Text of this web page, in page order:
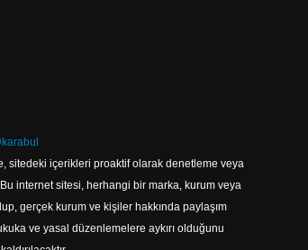
sitedeki içerikleri proaktif olarak denetleme veya
internet sitesi, herhangi bir marka, kurum veya
gerçek kurum ve kişiler hakkında paylaşım
ve yasal düzenlemelere aykırı olduğunu